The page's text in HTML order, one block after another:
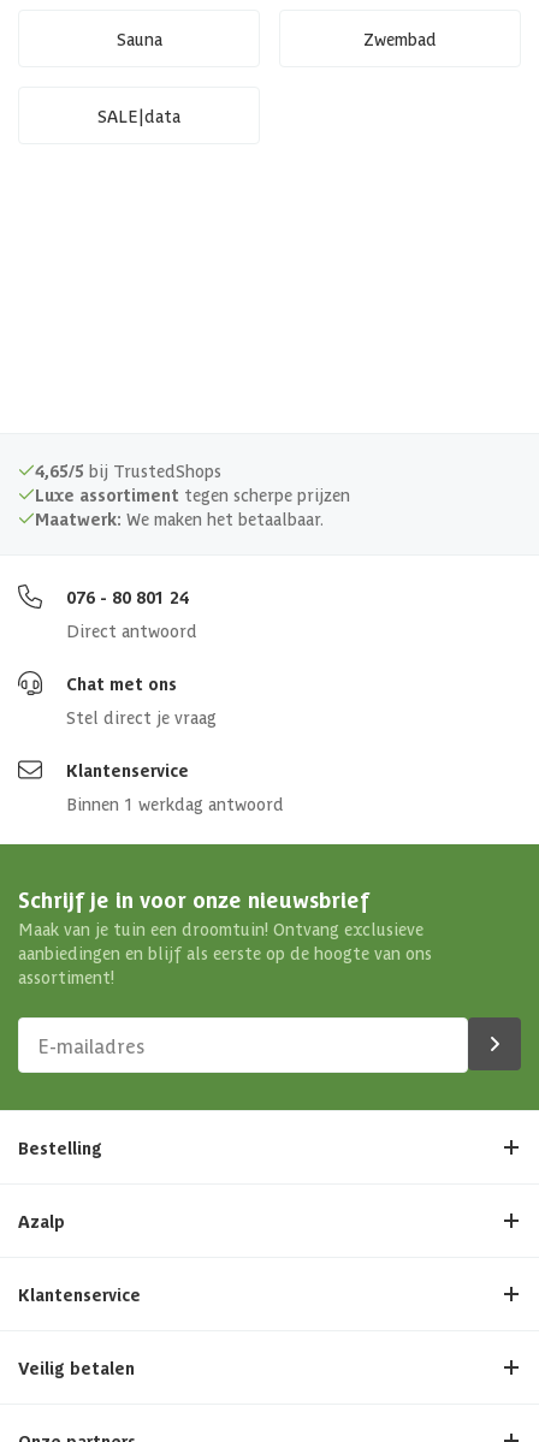
Sauna Zwembad
SALE|data
4,65/5 bij TrustedShops
Luxe assortiment tegen scherpe prijzen
Maatwerk: We maken het betaalbaar.
076 - 80 801 24
Direct antwoord
Chat met ons
Stel direct je vraag
Klantenservice
Binnen 1 werkdag antwoord
Schrijf je in voor onze nieuwsbrief
Maak van je tuin een droomtuin! Ontvang exclusieve
aanbiedingen en blijf als eerste op de hoogte van ons
assortiment!
Bestelling
Azalp
Klantenservice
Veilig betalen